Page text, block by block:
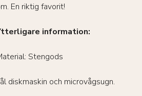
En riktig favorit!
information:
Stengods
diskmaskin och microvågsugn.